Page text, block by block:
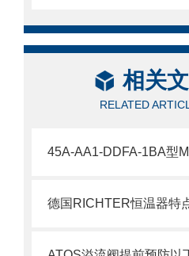
相关
RELATED
45A-AA1-DDFA-1BA型
德国RICHTER恒温器特